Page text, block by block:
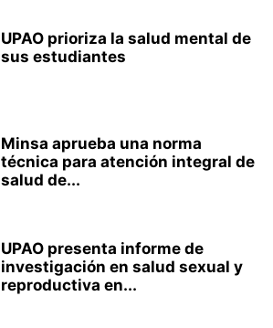
UPAO prioriza la salud mental de
sus estudiantes
Minsa aprueba una norma
técnica para atención integral de
salud de...
UPAO presenta informe de
investigación en salud sexual y
reproductiva en...